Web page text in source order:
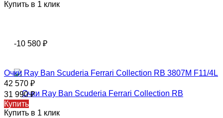
Купить в 1 клик
-10 580 ₽
Очки Ray Ban Scuderia Ferrari Collection RB 3807M F11/4L
42 570 ₽
31 990₽
Купить
Купить в 1 клик